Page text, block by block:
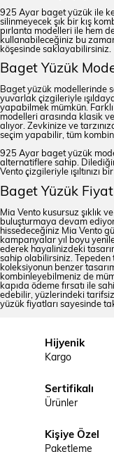
925 Ayar baget yüzük ile
silinmeyecek şık bir kış
pırlanta modelleri ile hem
kullanabileceğiniz bu
köşesinde saklayabilirsiniz.
Baget Yüzük
Baget yüzük modellerinde
yuvarlak çizgileriyle
yapabilmek mümkün.
modelleri arasında klasik
alıyor. Zevkinize ve
seçim yapabilir, tüm
925 Ayar baget yüzük
alternatiflere sahip.
Vento çizgileriyle ışıltınızı
Baget Yüzük
Mia Vento kusursuz şıklık
buluşturmaya devam
hissedeceğiniz Mia Vento
kampanyalar yıl boyu
ederek hayalinizdeki
sahip olabilirsiniz. Tepeden
koleksiyonun benzer
kombinleyebilmeniz de
kapıda ödeme fırsatı ile
edebilir, yüzlerindeki
yüzük fiyatları sayesinde
Hijyenik
Kargo
Sertifikalı
Ürünler
Kişiye Özel
Paketleme